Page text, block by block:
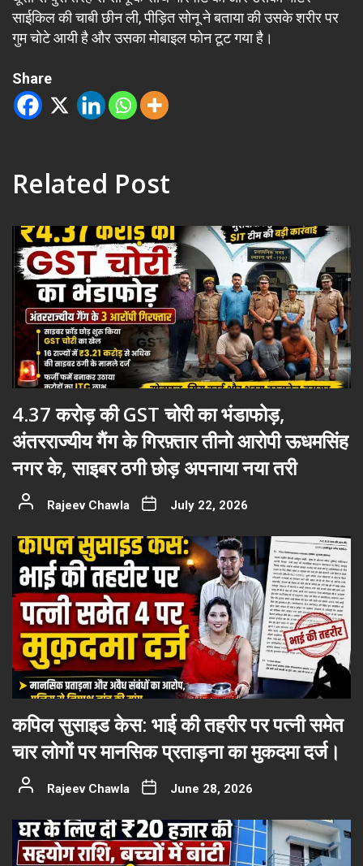
साईकिल की चाबी छीन ली, पीड़ित सोनू ने बताया की उसके शरीर पर
गुम चोटे आयी है और उसका मोबाइल फोन टूट गया है।
Share
Related Post
4.37 करोड़ की GST चोरी का भंडाफोड़,
अंतरराज्यीय गैंग के गिरफ़्तार तीनो आरोपी ऊधमसिंह
नगर के, साइबर ठगी छोड़ अपनाया नया तरी
Rajeev Chawla July 22, 2026
कपिल सुसाइड केस: भाई की तहरीर पर पत्नी समेत
चार लोगों पर मानसिक प्रताड़ना का मुकदमा दर्ज।
Rajeev Chawla June 28, 2026